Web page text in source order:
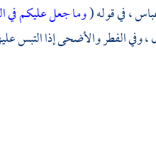
، في قوله (وما جعل عليكم في
، وفي الفطر والأضحى إذا التبس